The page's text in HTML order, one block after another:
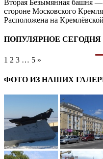
Вторая Безымянная башня
стороне Московского
Расположена на
ПОПУЛЯРНОЕ СЕГОДНЯ
1 2 3 … 5 »
ФОТО ИЗ НАШИХ